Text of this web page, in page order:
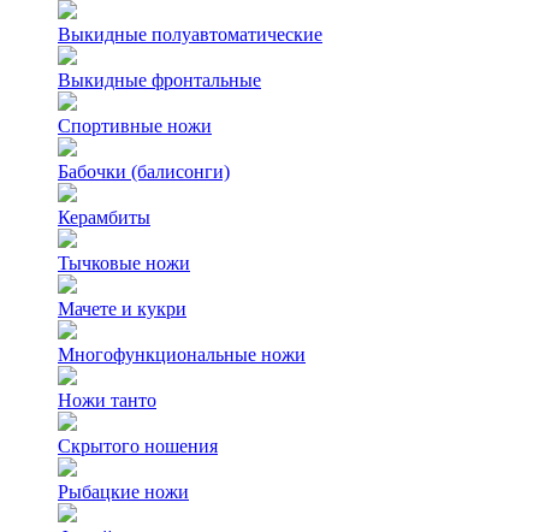
Выкидные полуавтоматические
Выкидные фронтальные
Спортивные ножи
Бабочки (балисонги)
Керамбиты
Тычковые ножи
Мачете и кукри
Многофункциональные ножи
Ножи танто
Скрытого ношения
Рыбацкие ножи